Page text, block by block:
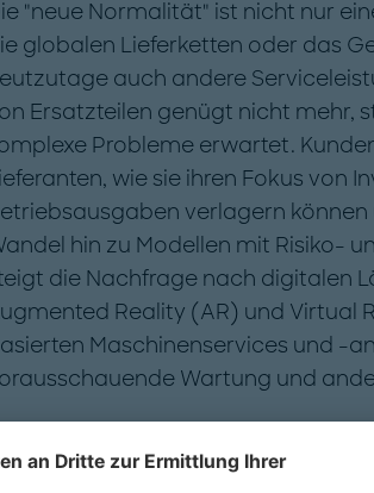
"neue Normalität" ist nicht nur
globalen Lieferketten oder das
auch andere
Ersatzteilen genügt nicht mehr,
Probleme erwartet.
wie sie ihren Fokus von
verlagern
hin zu Modellen mit Risiko-
die Nachfrage nach digitalen
Reality (AR) und Virtual
Maschinenservices und -
Wartung und